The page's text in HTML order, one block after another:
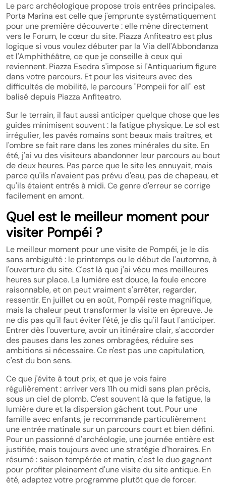
Le parc archéologique propose trois entrées principales.
Porta Marina est celle que j'emprunte systématiquement
pour une première découverte : elle mène directement
vers le Forum, le cœur du site. Piazza Anfiteatro est plus
logique si vous voulez débuter par la Via dell'Abbondanza
et l'Amphithéâtre, ce que je conseille à ceux qui
reviennent. Piazza Esedra s'impose si l'Antiquarium figure
dans votre parcours. Et pour les visiteurs avec des
difficultés de mobilité, le parcours "Pompeii for all" est
balisé depuis Piazza Anfiteatro.
Sur le terrain, il faut aussi anticiper quelque chose que les
guides minimisent souvent : la fatigue physique. Le sol est
irrégulier, les pavés romains sont beaux mais traîtres, et
l'ombre se fait rare dans les zones minérales du site. En
été, j'ai vu des visiteurs abandonner leur parcours au bout
de deux heures. Pas parce que le site les ennuyait, mais
parce qu'ils n'avaient pas prévu d'eau, pas de chapeau, et
qu'ils étaient entrés à midi. Ce genre d'erreur se corrige
facilement en amont.
Quel est le meilleur moment pour
visiter Pompéi ?
Le meilleur moment pour une visite de Pompéi, je le dis
sans ambiguïté : le printemps ou le début de l'automne, à
l'ouverture du site. C'est là que j'ai vécu mes meilleures
heures sur place. La lumière est douce, la foule encore
raisonnable, et on peut vraiment s'arrêter, regarder,
ressentir. En juillet ou en août, Pompéi reste magnifique,
mais la chaleur peut transformer la visite en épreuve. Je
ne dis pas qu'il faut éviter l'été, je dis qu'il faut l'anticiper.
Entrer dès l'ouverture, avoir un itinéraire clair, s'accorder
des pauses dans les zones ombragées, réduire ses
ambitions si nécessaire. Ce n'est pas une capitulation,
c'est du bon sens.
Ce que j'évite à tout prix, et que je vois faire
régulièrement : arriver vers 11h ou midi sans plan précis,
sous un ciel de plomb. C'est souvent là que la fatigue, la
lumière dure et la dispersion gâchent tout. Pour une
famille avec enfants, je recommande particulièrement
une entrée matinale sur un parcours court et bien défini.
Pour un passionné d'archéologie, une journée entière est
justifiée, mais toujours avec une stratégie d'horaires. En
résumé : saison tempérée et matin, c'est le duo gagnant
pour profiter pleinement d'une visite du site antique. En
été, adaptez votre programme plutôt que de forcer.